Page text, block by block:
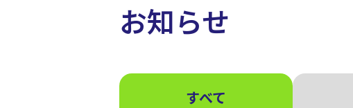
お知らせ
すべて